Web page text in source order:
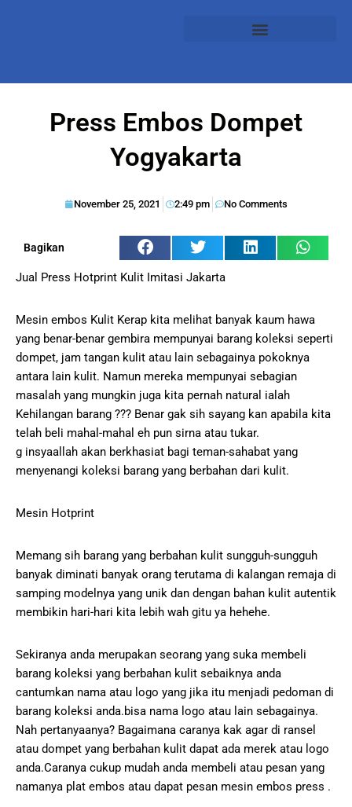
Press Embos Dompet
Yogyakarta
November 25, 2021 2:49 pm No Comments
Bagikan
Jual Press Hotprint Kulit Imitasi Jakarta
Mesin embos Kulit Kerap kita melihat banyak kaum hawa
yang benar-benar gembira mempunyai barang koleksi seperti
dompet, jam tangan kulit atau lain sebagainya pokoknya
antara lain kulit. Namun mereka mempunyai sebagian
masalah yang mungkin juga kita pernah natural ialah
Kehilangan barang ??? Benar gak sih sayang kan apabila kita
telah beli mahal-mahal eh pun sirna atau tukar.
g insyaallah akan berkhasiat bagi teman-sahabat yang
menyenangi koleksi barang yang berbahan dari kulit.
Mesin Hotprint
Memang sih barang yang berbahan kulit sungguh-sungguh
banyak diminati banyak orang terutama di kalangan remaja di
samping modelnya yang unik dan dengan bahan kulit autentik
membikin hari-hari kita lebih wah gitu ya hehehe.
Sekiranya anda merupakan seorang yang suka membeli
barang koleksi yang berbahan kulit sebaiknya anda
cantumkan nama atau logo yang jika itu menjadi pedoman di
barang koleksi anda.bisa nama logo atau lain sebagainya.
Nah pertanyaanya? Bagaimana caranya kak agar di ransel
atau dompet yang berbahan kulit dapat ada merek atau logo
anda.Caranya cukup mudah anda membeli atau pesan yang
namanya plat embos atau dapat pesan mesin embos press .